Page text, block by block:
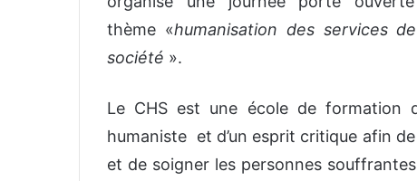
thème «humanisation des services
société ».
Le CHS est une école de formation
humaniste et d’un esprit critique afin
et de soigner les personnes